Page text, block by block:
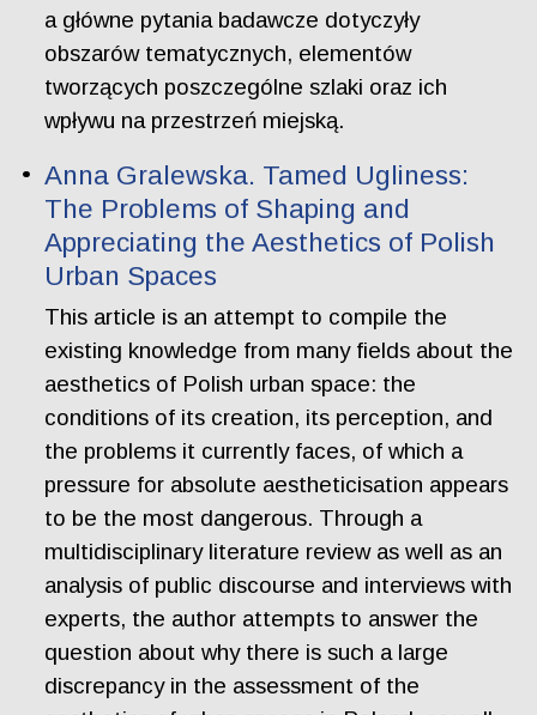
a główne pytania badawcze dotyczyły
obszarów tematycznych, elementów
tworzących poszczególne szlaki oraz ich
wpływu na przestrzeń miejską.
Anna Gralewska. Tamed Ugliness:
The Problems of Shaping and
Appreciating the Aesthetics of Polish
Urban Spaces
This article is an attempt to compile the
existing knowledge from many fields about the
aesthetics of Polish urban space: the
conditions of its creation, its perception, and
the problems it currently faces, of which a
pressure for absolute aestheticisation appears
to be the most dangerous. Through a
multidisciplinary literature review as well as an
analysis of public discourse and interviews with
experts, the author attempts to answer the
question about why there is such a large
discrepancy in the assessment of the